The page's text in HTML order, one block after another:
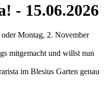
- 15.06.2026
Montag, 2. November
mitgemacht und willst nun
im Blesius Garten genau